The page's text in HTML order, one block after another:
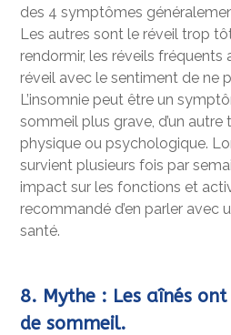
des 4 symptômes
Les autres sont le réveil trop
rendormir, les réveils fréquents
réveil avec le sentiment de ne
L’insomnie peut être un
sommeil plus grave, d’un
physique ou psychologique.
survient plusieurs fois par
impact sur les fonctions et
recommandé d’en parler avec
santé.
8. Mythe : Les aînés
de sommeil.